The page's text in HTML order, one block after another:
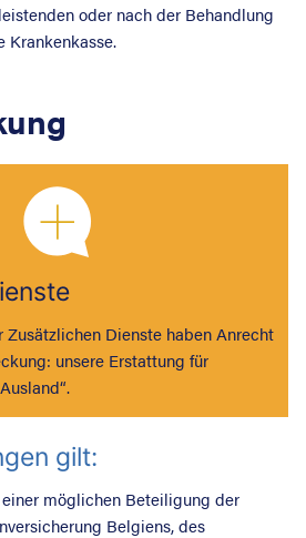
oder nach der Behandlung
Krankenkasse.
Dienste haben Anrecht
unsere Erstattung für
gilt:
möglichen Beteiligung der
Belgiens, des